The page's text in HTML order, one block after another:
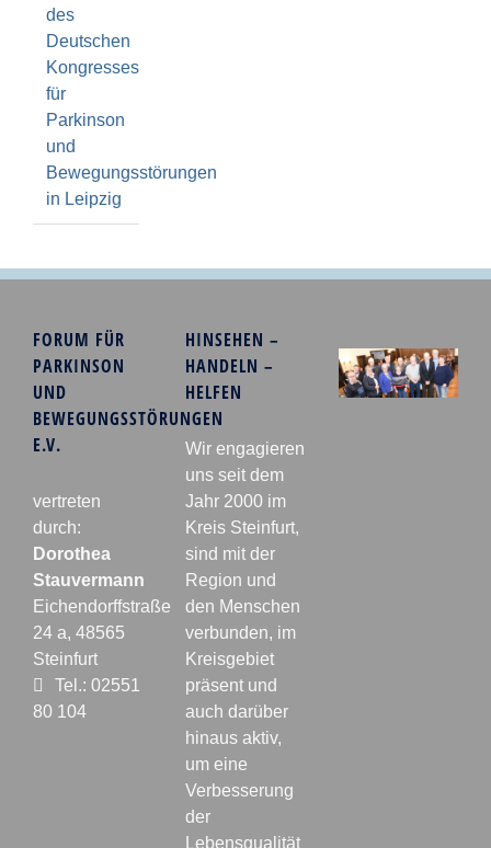
des
Deutschen
Kongresses
für
Parkinson
und
Bewegungsstörungen
in Leipzig
FORUM FÜR
PARKINSON
UND
BEWEGUNGSSTÖRUNGEN
E.V.
vertreten
durch:
Dorothea
Stauvermann
Eichendorffstraße
24 a, 48565
Steinfurt
Tel.: 02551
80 104
HINSEHEN –
HANDELN –
HELFEN
Wir engagieren
uns seit dem
Jahr 2000 im
Kreis Steinfurt,
sind mit der
Region und
den Menschen
verbunden, im
Kreisgebiet
präsent und
auch darüber
hinaus aktiv,
um eine
Verbesserung
der
Lebensqualität